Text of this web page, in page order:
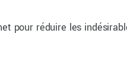
pour réduire les